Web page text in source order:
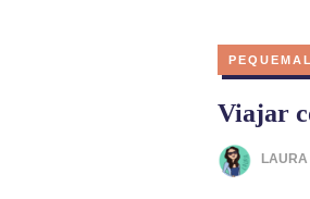
Viajar
LAURA